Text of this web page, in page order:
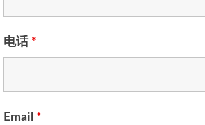
电话 *
Email *